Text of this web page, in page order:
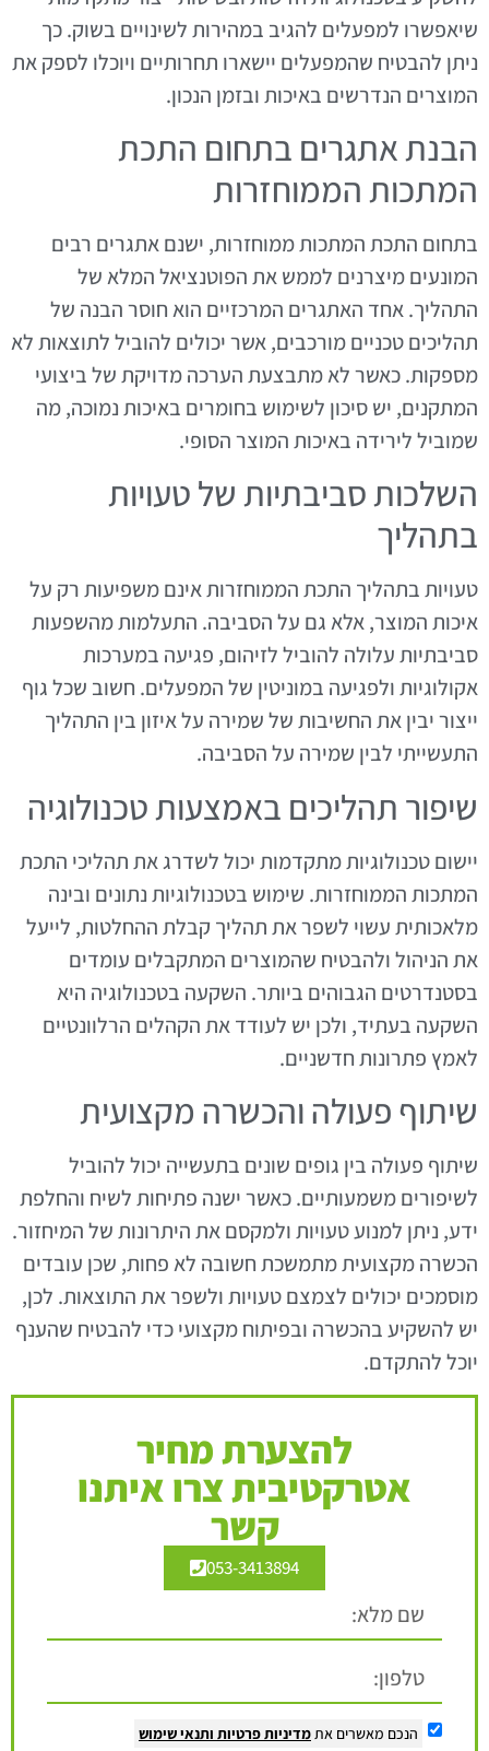
שיאפשרו למפעלים להגיב במהירות לשינויים בשוק. כך
ניתן להבטיח שהמפעלים יישארו תחרותיים ויוכלו לספק את
המוצרים הנדרשים באיכות ובזמן הנכון.
הבנת אתגרים בתחום התכת
המתכות הממוחזרות
בתחום התכת המתכות ממוחזרות, ישנם אתגרים רבים
המונעים מיצרנים לממש את הפוטנציאל המלא של
התהליך. אחד האתגרים המרכזיים הוא חוסר הבנה של
תהליכים טכניים מורכבים, אשר יכולים להוביל לתוצאות לא
מספקות. כאשר לא מתבצעת הערכה מדויקת של ביצועי
המתקנים, יש סיכון לשימוש בחומרים באיכות נמוכה, מה
שמוביל לירידה באיכות המוצר הסופי.
השלכות סביבתיות של טעויות
בתהליך
טעויות בתהליך התכת הממוחזרות אינם משפיעות רק על
איכות המוצר, אלא גם על הסביבה. התעלמות מהשפעות
סביבתיות עלולה להוביל לזיהום, פגיעה במערכות
אקולוגיות ולפגיעה במוניטין של המפעלים. חשוב שכל גוף
ייצור יבין את החשיבות של שמירה על איזון בין התהליך
התעשייתי לבין שמירה על הסביבה.
שיפור תהליכים באמצעות טכנולוגיה
יישום טכנולוגיות מתקדמות יכול לשדרג את תהליכי התכת
המתכות הממוחזרות. שימוש בטכנולוגיות נתונים ובינה
מלאכותית עשוי לשפר את תהליך קבלת ההחלטות, לייעל
את הניהול ולהבטיח שהמוצרים המתקבלים עומדים
בסטנדרטים הגבוהים ביותר. השקעה בטכנולוגיה היא
השקעה בעתיד, ולכן יש לעודד את הקהלים הרלוונטיים
לאמץ פתרונות חדשניים.
שיתוף פעולה והכשרה מקצועית
שיתוף פעולה בין גופים שונים בתעשייה יכול להוביל
לשיפורים משמעותיים. כאשר ישנה פתיחות לשיח והחלפת
ידע, ניתן למנוע טעויות ולמקסם את היתרונות של המיחזור.
הכשרה מקצועית מתמשכת חשובה לא פחות, שכן עובדים
מוסמכים יכולים לצמצם טעויות ולשפר את התוצאות. לכן,
יש להשקיע בהכשרה ובפיתוח מקצועי כדי להבטיח שהענף
יוכל להתקדם.
להצערת מחיר
אטרקטיבית צרו איתנו
קשר
053-3413894
הנכם מאשרים אתמדיניות פרטיות ותנאי שימוש